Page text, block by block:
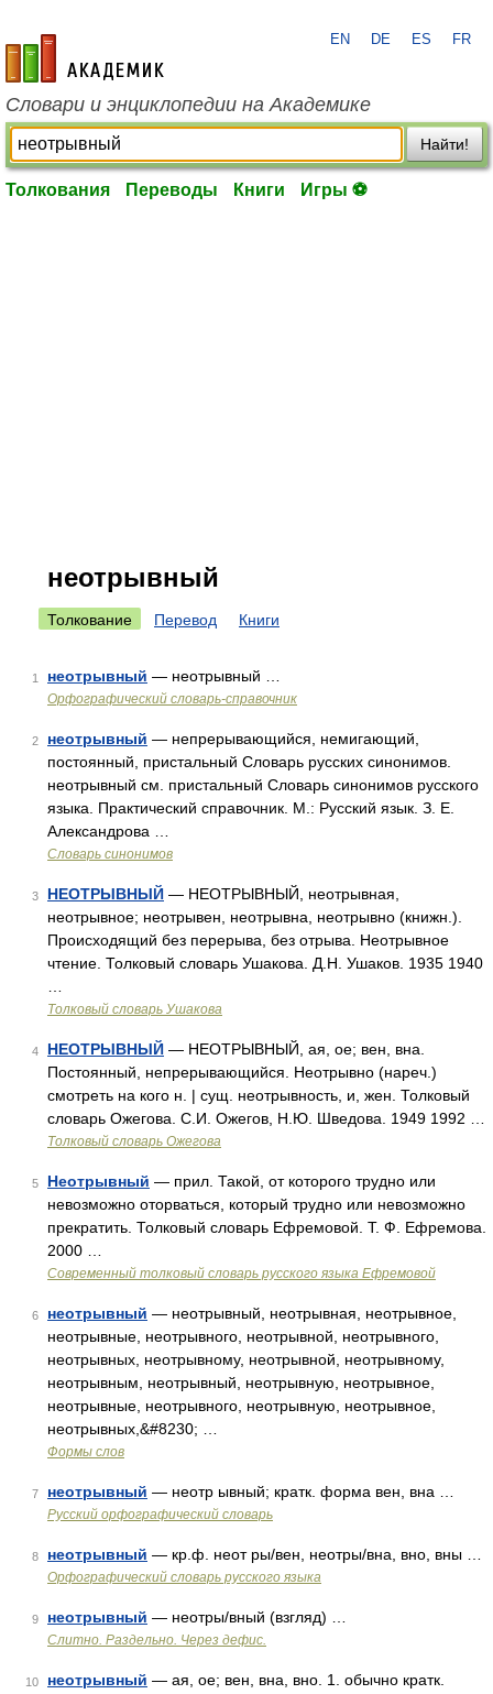
academic.ru
EN DE ES FR
Словари и энциклопедии на Академике
Найти!
Толкования Переводы Книги Игры ⚽
неотрывный
Толкование Перевод Книги
1 неотрывный — неотрывный …
Орфографический словарь-справочник
2 неотрывный — непрерывающийся, немигающий,
постоянный, пристальный Словарь русских синонимов.
неотрывный см. пристальный Словарь синонимов русского
языка. Практический справочник. М.: Русский язык. З. Е.
Александрова …
Словарь синонимов
3 НЕОТРЫВНЫЙ — НЕОТРЫВНЫЙ, неотрывная,
неотрывное; неотрывен, неотрывна, неотрывно (книжн.).
Происходящий без перерыва, без отрыва. Неотрывное
чтение. Толковый словарь Ушакова. Д.Н. Ушаков. 1935 1940
Толковый словарь Ушакова
4 НЕОТРЫВНЫЙ — НЕОТРЫВНЫЙ, ая, ое; вен, вна.
Постоянный, непрерывающийся. Неотрывно (нареч.)
смотреть на кого н. | сущ. неотрывность, и, жен. Толковый
словарь Ожегова. С.И. Ожегов, Н.Ю. Шведова. 1949 1992 …
Толковый словарь Ожегова
5 Неотрывный — прил. Такой, от которого трудно или
невозможно оторваться, который трудно или невозможно
прекратить. Толковый словарь Ефремовой. Т. Ф. Ефремова.
2000 …
Современный толковый словарь русского языка Ефремовой
6 неотрывный — неотрывный, неотрывная, неотрывное,
неотрывные, неотрывного, неотрывной, неотрывного,
неотрывных, неотрывному, неотрывной, неотрывному,
неотрывным, неотрывный, неотрывную, неотрывное,
неотрывные, неотрывного, неотрывную, неотрывное,
неотрывных,&#8230; …
Формы слов
7 неотрывный — неотр ывный; кратк. форма вен, вна …
Русский орфографический словарь
8 неотрывный — кр.ф. неот ры/вен, неотры/вна, вно, вны …
Орфографический словарь русского языка
9 неотрывный — неотры/вный (взгляд) …
Слитно. Раздельно. Через дефис.
10 неотрывный — ая, ое; вен, вна, вно. 1. обычно кратк.